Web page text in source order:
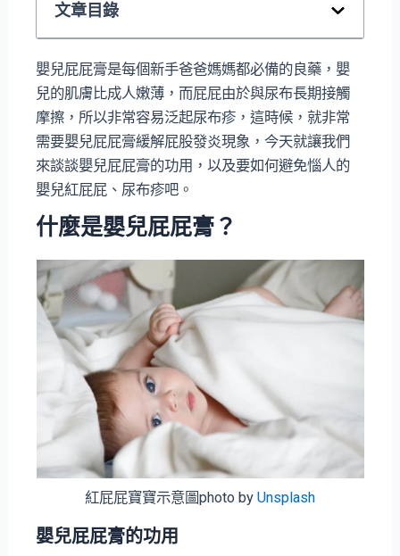
文章目錄
嬰兒屁屁膏是每個新手爸爸媽媽都必備的良藥，嬰
兒的肌膚比成人嫩薄，而屁屁由於與尿布長期接觸
摩擦，所以非常容易泛起尿布疹，這時候，就非常
需要嬰兒屁屁膏緩解屁股發炎現象，今天就讓我們
來談談嬰兒屁屁膏的功用，以及要如何避免惱人的
嬰兒紅屁屁、尿布疹吧。
什麼是嬰兒屁屁膏？
紅屁屁寶寶示意圖photo by Unsplash
嬰兒屁屁膏的功用